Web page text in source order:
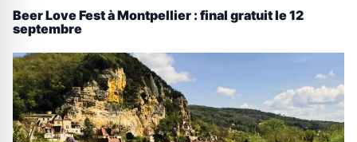
Beer Love Fest à Montpellier : final gratuit le 12
septembre